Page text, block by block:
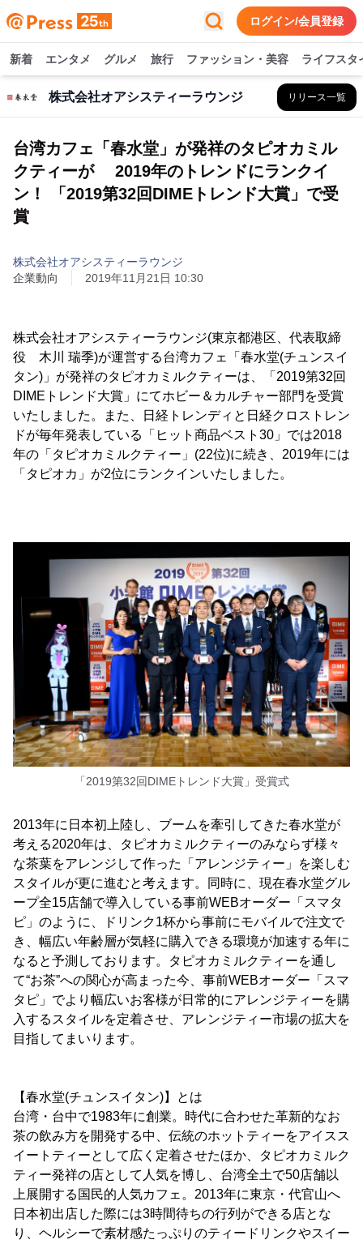
ログイン/会員登録
新着 エンタメ グルメ 旅行 ファッション・美容 ライフスタ
株式会社オアシスティーラウンジ リリース一覧
台湾カフェ「春水堂」が発祥のタピオカミル
クティーが 2019年のトレンドにランクイ
ン！ 「2019第32回DIMEトレンド大賞」で受
賞
株式会社オアシスティーラウンジ
企業動向
2019年11月21日 10:30
株式会社オアシスティーラウンジ(東京都港区、代表取締
役 木川 瑞季)が運営する台湾カフェ「春水堂(チュンスイ
タン)」が発祥のタピオカミルクティーは、「2019第32回
DIMEトレンド大賞」にてホビー＆カルチャー部門を受賞
いたしました。また、日経トレンディと日経クロストレン
ドが毎年発表している「ヒット商品ベスト30」では2018
年の「タピオカミルクティー」(22位)に続き、2019年には
「タピオカ」が2位にランクインいたしました。
「2019第32回DIMEトレンド大賞」受賞式
2013年に日本初上陸し、ブームを牽引してきた春水堂が
考える2020年は、タピオカミルクティーのみならず様々
な茶葉をアレンジして作った「アレンジティー」を楽しむ
スタイルが更に進むと考えます。同時に、現在春水堂グル
ープ全15店舗で導入している事前WEBオーダー「スマタ
ピ」のように、ドリンク1杯から事前にモバイルで注文で
き、幅広い年齢層が気軽に購入できる環境が加速する年に
なると予測しております。タピオカミルクティーを通し
て“お茶”への関心が高まった今、事前WEBオーダー「スマ
タピ」でより幅広いお客様が日常的にアレンジティーを購
入するスタイルを定着させ、アレンジティー市場の拡大を
目指してまいります。
【春水堂(チュンスイタン)】とは
台湾・台中で1983年に創業。時代に合わせた革新的なお
茶の飲み方を開発する中、伝統のホットティーをアイスス
イートティーとして広く定着させたほか、タピオカミルク
ティー発祥の店として人気を博し、台湾全土で50店舗以
上展開する国民的人気カフェ。2013年に東京・代官山へ
日本初出店した際には3時間待ちの行列ができる店とな
り、ヘルシーで素材感たっぷりのティードリンクやスイー